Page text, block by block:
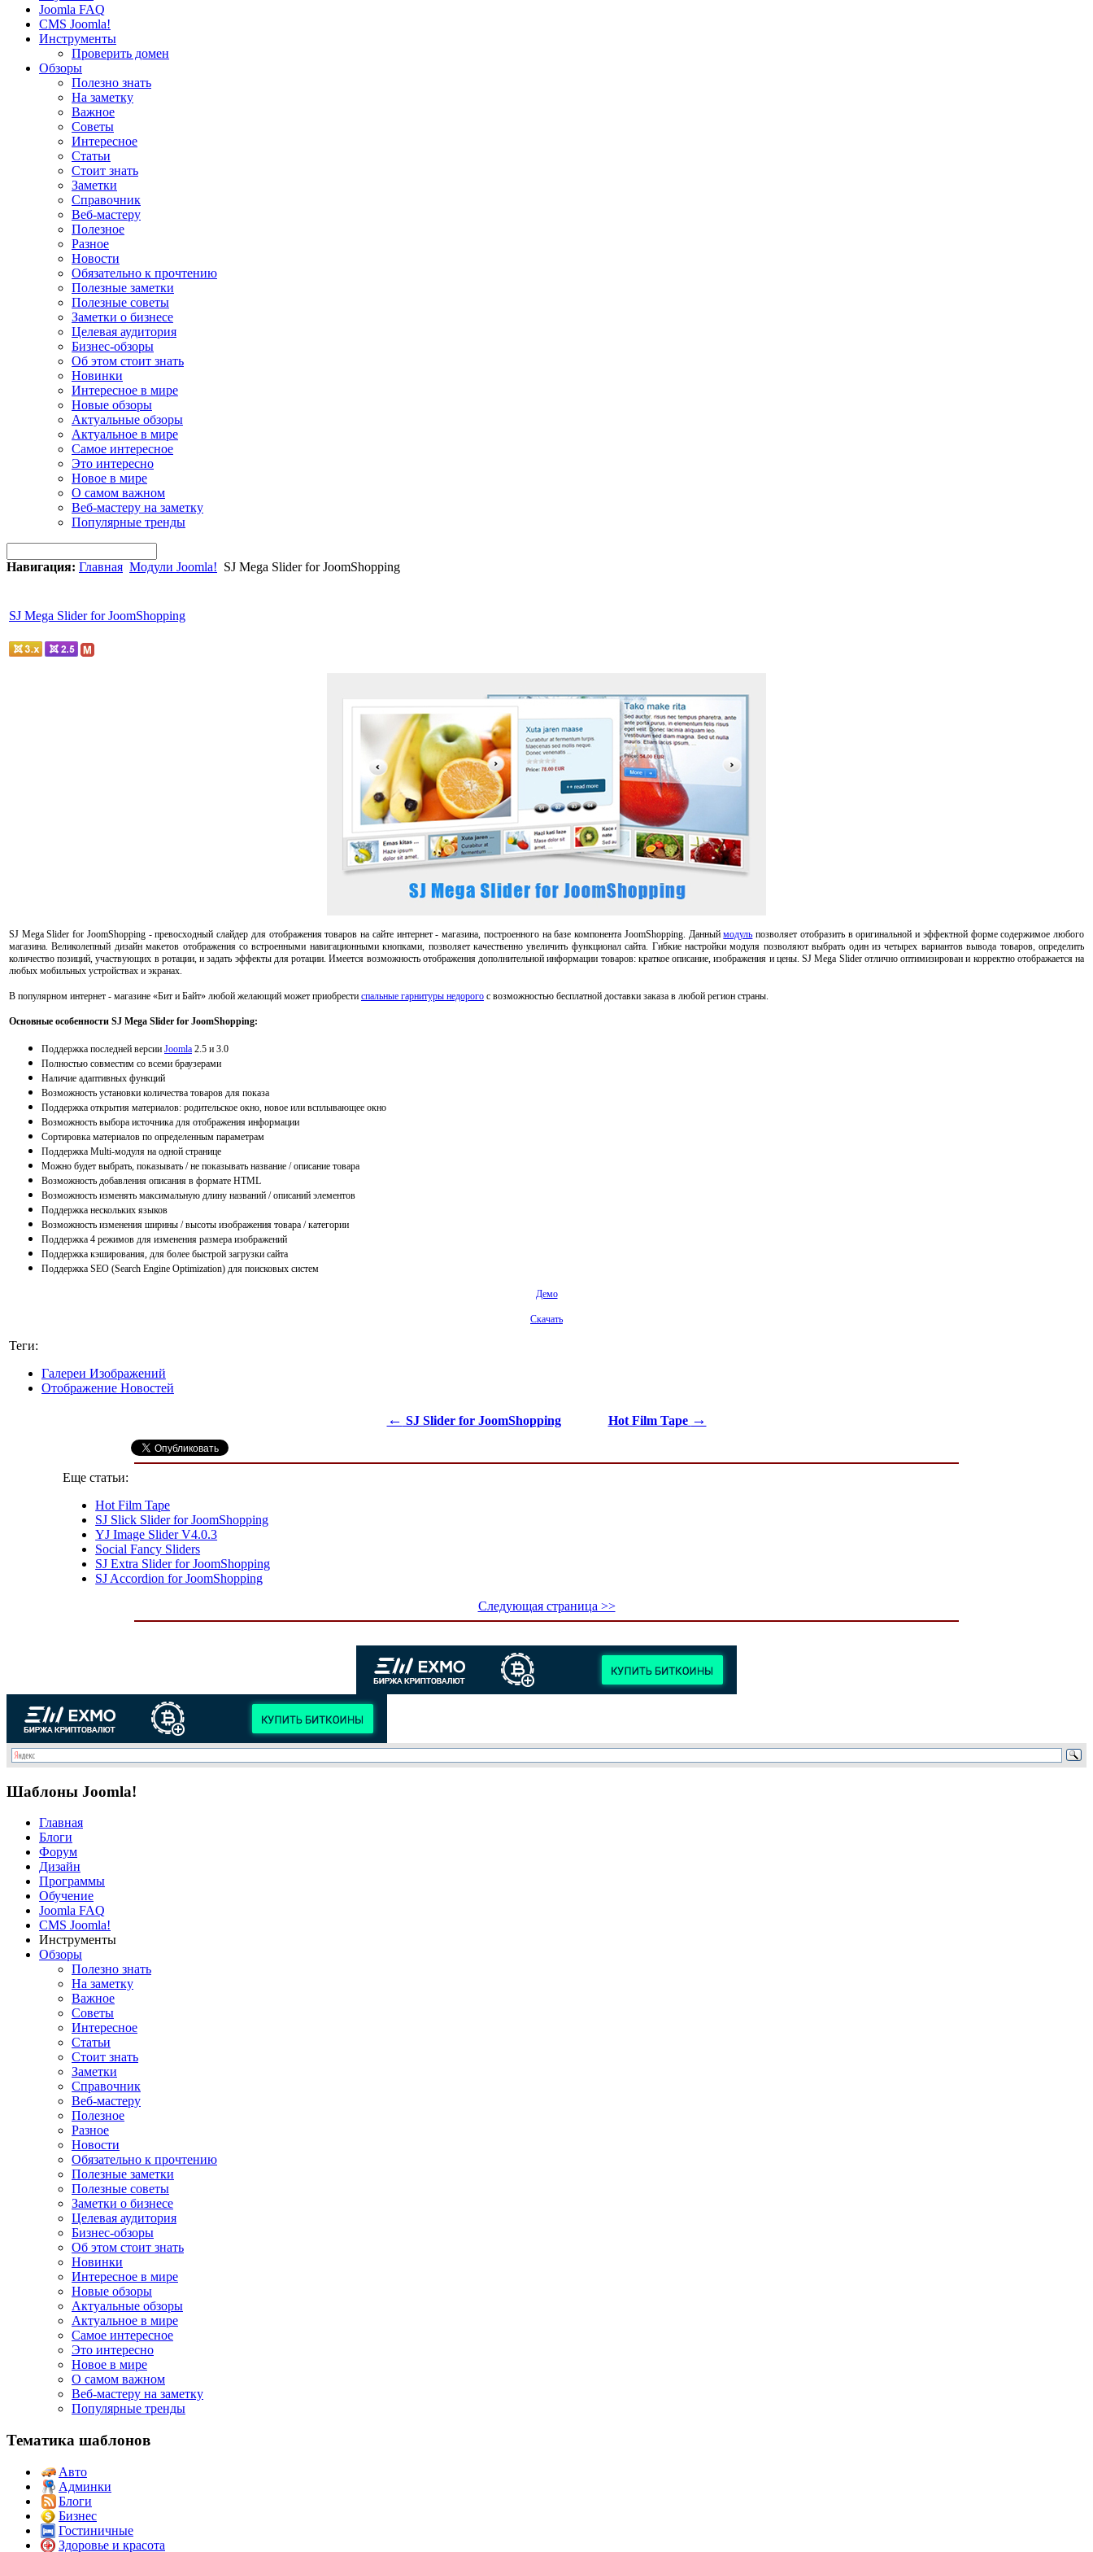
Joomla FAQ
CMS Joomla!
Инструменты
Проверить домен
Обзоры
Полезно знать
На заметку
Важное
Советы
Интересное
Статьи
Стоит знать
Заметки
Справочник
Веб-мастеру
Полезное
Разное
Новости
Обязательно к прочтению
Полезные заметки
Полезные советы
Заметки о бизнесе
Целевая аудитория
Бизнес-обзоры
Об этом стоит знать
Новинки
Интересное в мире
Новые обзоры
Актуальные обзоры
Актуальное в мире
Самое интересное
Это интересно
Новое в мире
О самом важном
Веб-мастеру на заметку
Популярные тренды
Навигация: Главная Модули Joomla! SJ Mega Slider for JoomShopping
SJ Mega Slider for JoomShopping
SJ Mega Slider for JoomShopping - превосходный слайдер для отображения товаров на сайте интернет - магазина, построенного на базе компонента JoomShopping. Данныймодуль позволяет отобразить в оригинальной и эффектной форме содержимое любого
магазина. Великолепный дизайн макетов отображения со встроенными навигационными кнопками, позволяет качественно увеличить функционал сайта. Гибкие настройки модуля позволяют выбрать один из четырех вариантов вывода товаров, определить
количество позиций, участвующих в ротации, и задать эффекты для ротации. Имеется возможность отображения дополнительной информации товаров: краткое описание, изображения и цены. SJ Mega Slider отлично оптимизирован и корректно отображается на
любых мобильных устройствах и экранах.
В популярном интернет - магазине «Бит и Байт» любой желающий может приобрести спальные гарнитуры недорого с возможностью бесплатной доставки заказа в любой регион страны.
Основные особенности SJ Mega Slider for JoomShopping:
Поддержка последней версии Joomla 2.5 и 3.0
Полностью совместим со всеми браузерами
Наличие адаптивных функций
Возможность установки количества товаров для показа
Поддержка открытия материалов: родительское окно, новое или всплывающее окно
Возможность выбора источника для отображения информации
Сортировка материалов по определенным параметрам
Поддержка Multi-модуля на одной странице
Можно будет выбрать, показывать / не показывать название / описание товара
Возможность добавления описания в формате HTML
Возможность изменять максимальную длину названий / описаний элементов
Поддержка нескольких языков
Возможность изменения ширины / высоты изображения товара / категории
Поддержка 4 режимов для изменения размера изображений
Поддержка кэширования, для более быстрой загрузки сайта
Поддержка SEO (Search Engine Optimization) для поисковых систем
Демо
Скачать
Теги:
Галереи Изображений
Отображение Новостей
← SJ Slider for JoomShopping Hot Film Tape →
Еще статьи:
Hot Film Tape
SJ Slick Slider for JoomShopping
YJ Image Slider V4.0.3
Social Fancy Sliders
SJ Extra Slider for JoomShopping
SJ Accordion for JoomShopping
Следующая страница >>
Шаблоны Joomla!
Главная
Блоги
Форум
Дизайн
Программы
Обучение
Joomla FAQ
CMS Joomla!
Инструменты
Обзоры
Полезно знать
На заметку
Важное
Советы
Интересное
Статьи
Стоит знать
Заметки
Справочник
Веб-мастеру
Полезное
Разное
Новости
Обязательно к прочтению
Полезные заметки
Полезные советы
Заметки о бизнесе
Целевая аудитория
Бизнес-обзоры
Об этом стоит знать
Новинки
Интересное в мире
Новые обзоры
Актуальные обзоры
Актуальное в мире
Самое интересное
Это интересно
Новое в мире
О самом важном
Веб-мастеру на заметку
Популярные тренды
Тематика шаблонов
Авто
Админки
Блоги
Бизнес
Гостиничные
Здоровье и красота